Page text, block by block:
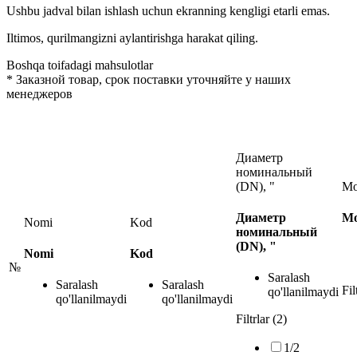
Ushbu jadval bilan ishlash uchun ekranning kengligi etarli emas.
Iltimos, qurilmangizni aylantirishga harakat qiling.
Boshqa toifadagi mahsulotlar
* Заказной товар, срок поставки уточняйте у наших
менеджеров
№
Nomi
Nomi
Saralash
qo'llanilmaydi
Kod
Kod
Saralash
qo'llanilmaydi
Диаметр
номинальный
(DN), "
Диаметр
номинальный
(DN), "
Saralash
qo'llanilmaydi
Filtrlar (2)
1/2